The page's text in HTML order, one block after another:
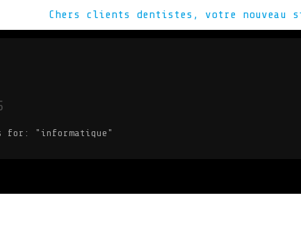
Chers clients dentistes, votre
VOUS CHERCHEZ VOUS
for: "informatique"